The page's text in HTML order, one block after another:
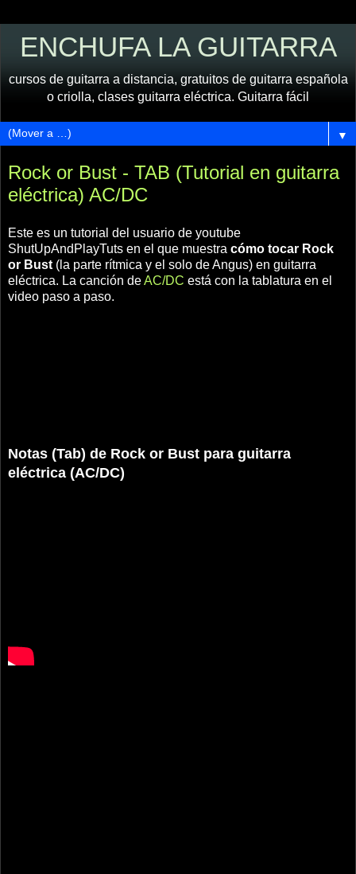
ENCHUFA LA GUITARRA
cursos de guitarra a distancia, gratuitos de guitarra española
o criolla, clases guitarra eléctrica. Guitarra fácil
▼
Rock or Bust - TAB (Tutorial en guitarra
eléctrica) AC/DC
Este es un tutorial del usuario de youtube
ShutUpAndPlayTuts en el que muestra cómo tocar Rock
or Bust (la parte rítmica y el solo de Angus) en guitarra
eléctrica. La canción deAC/DC está con la tablatura en el
video paso a paso.
Notas (Tab) de Rock or Bust para guitarra
eléctrica (AC/DC)